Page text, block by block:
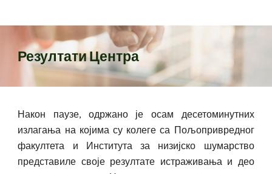
Резултати Центра
Након паузе, одржано је осам десетоминутних
излагања на којима су колеге са Пољопривредног
факултета и Института за низијско шумарство
представиле своје резултате истраживања и део